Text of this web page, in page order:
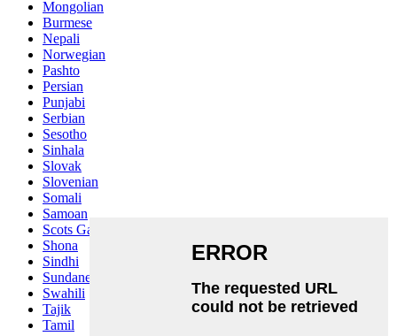
Mongolian
Burmese
Nepali
Norwegian
Pashto
Persian
Punjabi
Serbian
Sesotho
Sinhala
Slovak
Slovenian
Somali
Samoan
Scots Gaelic
Shona
Sindhi
Sundanese
Swahili
Tajik
Tamil